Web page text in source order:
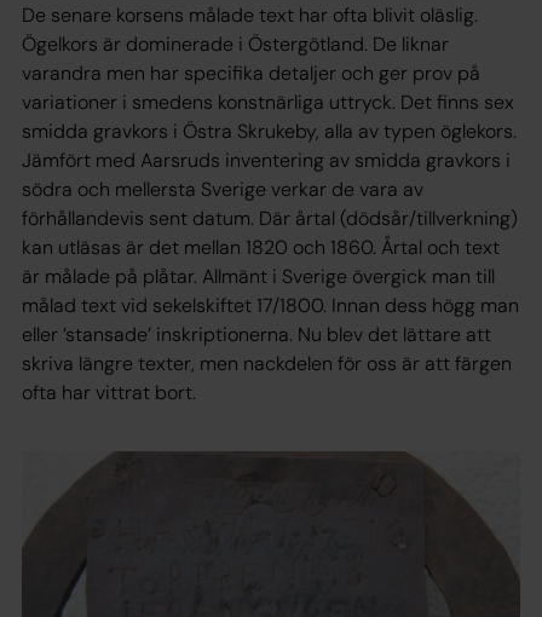
De senare korsens målade text har ofta blivit oläslig.
Ögelkors är dominerade i Östergötland. De liknar
varandra men har specifika detaljer och ger prov på
variationer i smedens konstnärliga uttryck. Det finns sex
smidda gravkors i Östra Skrukeby, alla av typen öglekors.
Jämfört med Aarsruds inventering av smidda gravkors i
södra och mellersta Sverige verkar de vara av
förhållandevis sent datum. Där årtal (dödsår/tillverkning)
kan utläsas är det mellan 1820 och 1860. Årtal och text
är målade på plåtar. Allmänt i Sverige övergick man till
målad text vid sekelskiftet 17/1800. Innan dess högg man
eller ’stansade’ inskriptionerna. Nu blev det lättare att
skriva längre texter, men nackdelen för oss är att färgen
ofta har vittrat bort.